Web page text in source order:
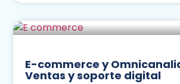
E-commerce y
Ventas y soporte digital